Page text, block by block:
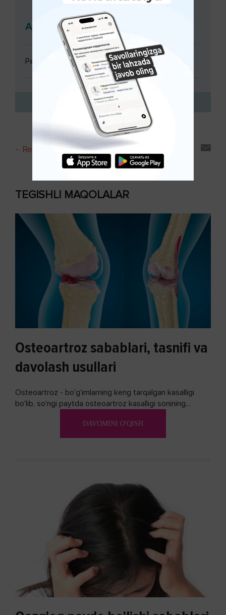
Analizlar va Diagnostika
Pediatr (bolalar shifokori) konsultatsiyasi
- Reyting va sharhlar
TEGISHLI MAQOLALAR
Osteoartroz sabablari, tasnifi va
davolash usullari
Osteoartroz - bo'g'imlarning keng tarqalgan kasalligi
bo'lib, so'ngi paytda osteoartroz kasalligi sonining
DAVOMINI O'QISH